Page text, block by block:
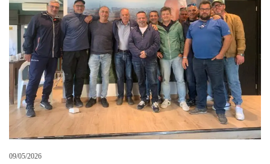
09/05/2026